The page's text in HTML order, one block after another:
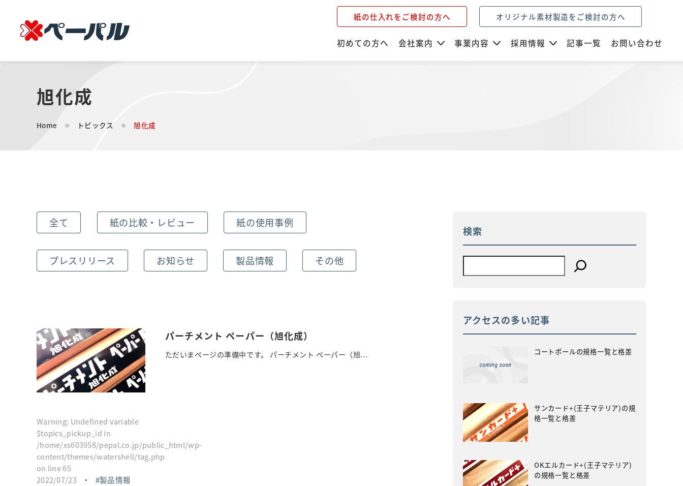
紙の仕入れをご検討の方へ オリジナル素材製造をご検討の方へ
初めての方へ 会社案内 事業内容 採用情報 記事一覧 お問い合わせ
旭化成
Home トピックス 旭化成
全て 紙の比較・レビュー 紙の使用事例
プレスリリース お知らせ 製品情報 その他
Warning: Undefined variable
$topics_pickup_id in
/home/xs603958/pepal.co.jp/public_html/wp-
content/themes/watershell/tag.php
on line65
2022/07/23
・ 製品情報
パーチメント ペーパー（旭化成）
ただいまページの準備中です。 パーチメント ペーパー（旭...
検索
アクセスの多い記事
コートボールの規格一覧と格差
サンカード+(王子マテリア)の規
格一覧と格差
OKエルカード+(王子マテリア)
の規格一覧と格差